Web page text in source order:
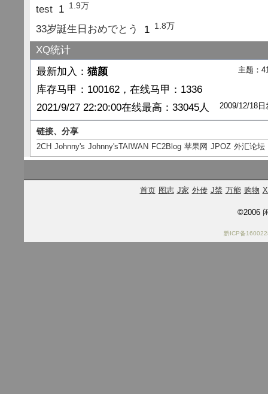
test 1 1.9万
33岁誕生日おめでとう 1 1.8万
XQ统计
主题：
最新加入： 猫颜
库存马甲：100162，在线马甲：1336
2009/12/18
2021/9/27 22:20:00在线最高：33045人
链接、分享
2CH Johnny's Johnny'sTAIWAN FC2Blog 苹果网 JPOZ 外汇论坛
首页 图志 J家 外传 J禁 万能 购物
©2006
黔ICP备